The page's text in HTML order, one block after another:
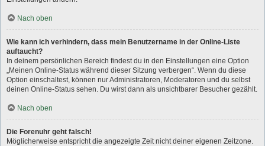
Nach oben
Wie kann ich verhindern, dass mein Benutzername in der Online-Liste
auftaucht?
In deinem persönlichen Bereich findest du in den Einstellungen eine Option
„Meinen Online-Status während dieser Sitzung verbergen“. Wenn du diese
Option einschaltest, können nur Administratoren, Moderatoren und du selbst
deinen Online-Status sehen. Du wirst dann als unsichtbarer Besucher gezählt.
Nach oben
Die Forenuhr geht falsch!
Möglicherweise entspricht die angezeigte Zeit nicht deiner eigenen Zeitzone.